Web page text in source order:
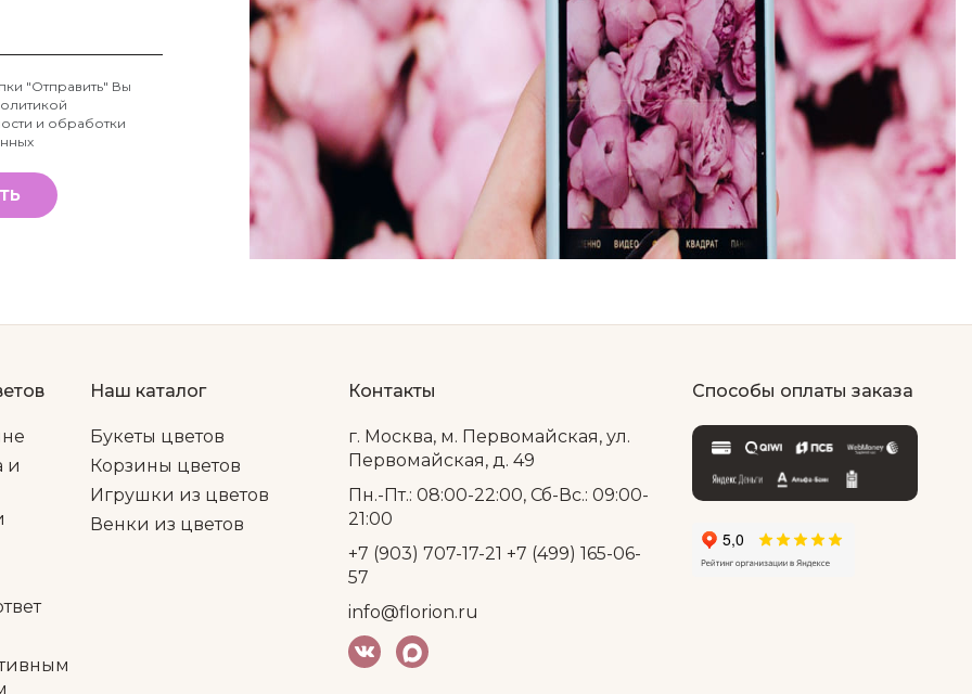
"Отправить" Вы
и обработки
и
Наш каталог
Букеты цветов
Корзины цветов
Игрушки из цветов
Венки из цветов
Контакты
г. Москва, м. Первомайская, ул.
Первомайская, д. 49
Пн.-Пт.: 08:00-22:00, Сб-Вс.: 09:00-
21:00
+7 (903) 707-17-21 +7 (499) 165-06-
57
info@florion.ru
Способы оплаты заказа